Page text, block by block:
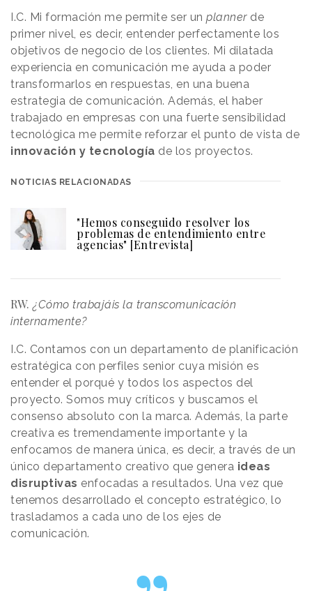
I.C. Mi formación me permite ser un plannerde
primer nivel, es decir, entender perfectamente los
objetivos de negocio de los clientes. Mi dilatada
experiencia en comunicación me ayuda a poder
transformarlos en respuestas, en una buena
estrategia de comunicación. Además, el haber
trabajado en empresas con una fuerte sensibilidad
tecnológica me permite reforzar el punto de vista de
innovación y tecnología de los proyectos.
NOTICIAS RELACIONADAS
"Hemos conseguido resolver los
problemas de entendimiento entre
agencias" [Entrevista]
RW. ¿Cómo trabajáis la transcomunicación
internamente?
I.C. Contamos con un departamento de planificación
estratégica con perfiles senior cuya misión es
entender el porqué y todos los aspectos del
proyecto. Somos muy críticos y buscamos el
consenso absoluto con la marca. Además, la parte
creativa es tremendamente importante y la
enfocamos de manera única, es decir, a través de un
único departamento creativo que genera ideas
disruptivas enfocadas a resultados. Una vez que
tenemos desarrollado el concepto estratégico, lo
trasladamos a cada uno de los ejes de
comunicación.